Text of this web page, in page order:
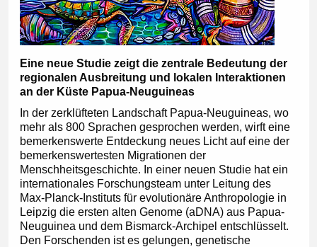
Eine neue Studie zeigt die zentrale Bedeutung der
regionalen Ausbreitung und lokalen Interaktionen
an der Küste Papua-Neuguineas
In der zerklüfteten Landschaft Papua-Neuguineas, wo
mehr als 800 Sprachen gesprochen werden, wirft eine
bemerkenswerte Entdeckung neues Licht auf eine der
bemerkenswertesten Migrationen der
Menschheitsgeschichte. In einer neuen Studie hat ein
internationales Forschungsteam unter Leitung des
Max-Planck-Instituts für evolutionäre Anthropologie in
Leipzig die ersten alten Genome (aDNA) aus Papua-
Neuguinea und dem Bismarck-Archipel entschlüsselt.
Den Forschenden ist es gelungen, genetische